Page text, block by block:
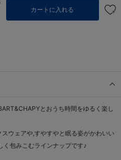
カートに入れる
とおうち時間をゆるく楽し
ウェアや,すやすやと眠る姿がかわいい
く包みこむラインナップです♪